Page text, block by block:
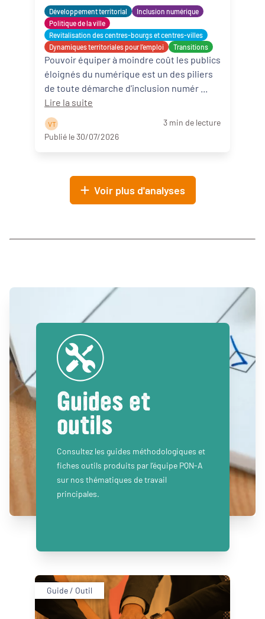
Développement territorial
Inclusion numérique
Politique de la ville
Revitalisation des centres-bourgs et centres-villes
Dynamiques territoriales pour l’emploi
Transitions
matériels reconditionnés locale,
solidaire et adaptée ?
Pouvoir équiper à moindre coût les publics
éloignés du numérique est un des piliers
Lire la suite
V T
3 min de lecture
Publié le 30/07/2026
Voir plus d'analyses
Guides et
outils
Consultez les guides méthodologiques et
fiches outils produits par l’équipe PQN-A
sur nos thématiques de travail
principales.
Guide / Outil